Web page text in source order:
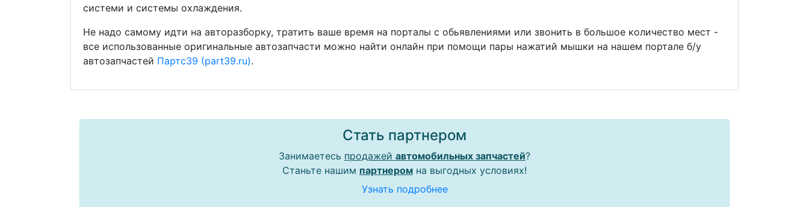
системи и системы охлаждения.
Не надо самому идти на авторазборку, тратить ваше время на порталы с обьявлениями или звонить в большое количество мест -
все использованные оригинальные автозапчасти можно найти онлайн при помощи пары нажатий мышки на нашем портале б/у
автозапчастей Партс39 (part39.ru).
Стать партнером
Занимаетесь продажей автомобильных запчастей?
Станьте нашим партнером на выгодных условиях!
Узнать подробнее